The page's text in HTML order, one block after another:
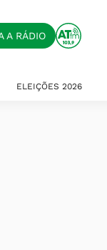
A RÁDIO
ELEIÇÕES 2026